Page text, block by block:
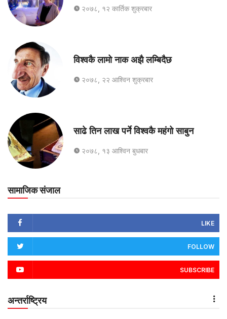
२०७८, १२ कार्तिक शुक्रबार
विश्वकै लामो नाक अझै लम्बिदैछ
२०७८, २२ आश्विन शुक्रबार
साढे तिन लाख पर्ने विश्वकै महंगो साबुन
२०७८, १३ आश्विन बुधबार
सामाजिक संजाल
LIKE
FOLLOW
SUBSCRIBE
अन्तर्राष्ट्रिय